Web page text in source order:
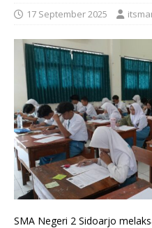
17 September 2025
SMA Negeri 2 Sidoarjo